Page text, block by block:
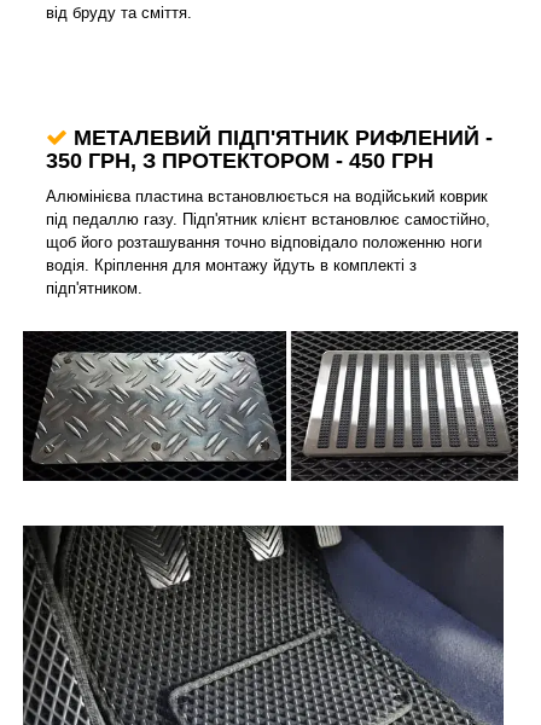
від бруду та сміття.
МЕТАЛЕВИЙ ПІДП'ЯТНИК РИФЛЕНИЙ -
350 ГРН, З ПРОТЕКТОРОМ - 450 ГРН
Алюмінієва пластина встановлюється на водійський коврик
під педаллю газу. Підп'ятник клієнт встановлює самостійно,
щоб його розташування точно відповідало положенню ноги
водія. Кріплення для монтажу йдуть в комплекті з
підп'ятником.